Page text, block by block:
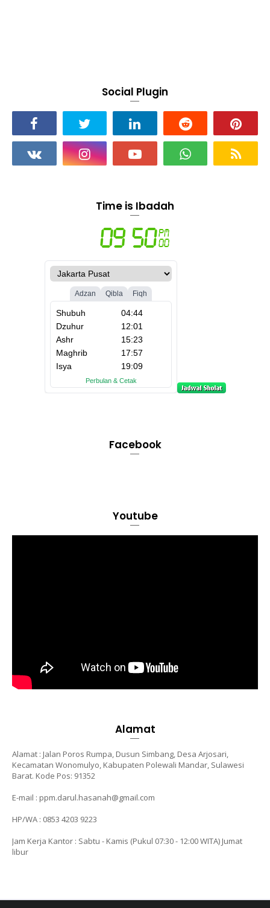
Social Plugin
Time is Ibadah
Facebook
Youtube
Alamat
Alamat : Jalan Poros Rumpa, Dusun Simbang, Desa Arjosari,
Kecamatan Wonomulyo, Kabupaten Polewali Mandar, Sulawesi
Barat. Kode Pos: 91352
E-mail : ppm.darul.hasanah@gmail.com
HP/WA : 0853 4203 9223
Jam Kerja Kantor : Sabtu - Kamis (Pukul 07:30 - 12:00 WITA) Jumat
libur